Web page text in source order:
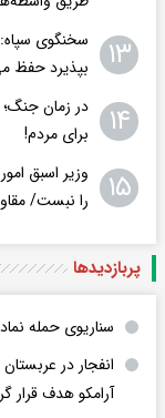
۱۳
سخنگوی سپاه:
بپذیرد حفظ
۱۴
در زمان
برای مردم!
۱۵
وزیر اسبق
را نبست/
پربازدید‌ها
سناریوی حمله
انفجار در
آرامکو هدف قرار